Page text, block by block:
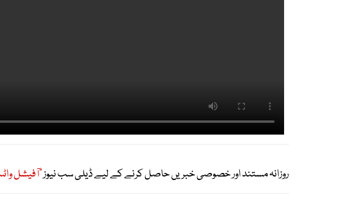
روزانہ مستند اور خصوصی خبریں حاصل کرنے کے لیے ڈیلی سب نیوز"آفیشل